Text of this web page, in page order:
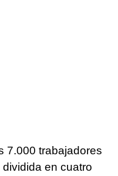
7.000 trabajadores
en cuatro